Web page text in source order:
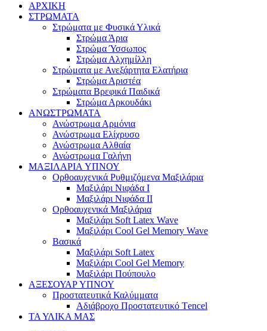
ΑΡΧΙΚΗ
ΣΤΡΩΜΑΤΑ
Στρώματα με Φυσικά Υλικά
Στρώμα Άρια
Στρώμα Ύσσωπος
Στρώμα Αλχημίλλη
Στρώματα με Ανεξάρτητα Ελατήρια
Στρώμα Αριστέα
Στρώματα Βρεφικά Παιδικά
Στρώμα Αρκουδάκι
ΑΝΩΣΤΡΩΜΑΤΑ
Ανώστρωμα Αρμόνια
Ανώστρωμα Ελίχρυσο
Ανώστρωμα Αλθαία
Ανώστρωμα Γαλήνη
ΜΑΞΙΛΑΡΙΑ YΠΝΟΥ
Ορθοαυχενικά Ρυθμιζόμενα Μαξιλάρια
Mαξιλάρι Νιφάδα Ι
Mαξιλάρι Νιφάδα ΙΙ
Ορθοαυχενικά Μαξιλάρια
Mαξιλάρι Soft Latex Wave
Mαξιλάρι Cool Gel Memory Wave
Βασικά
Mαξιλάρι Soft Latex
Mαξιλάρι Cool Gel Memory
Mαξιλάρι Πούπουλο
ΑΞΕΣΟΥΑΡ ΥΠΝΟΥ
Προστατευτικά Καλύμματα
Αδιάβροχο Προστατευτικό Τencel
ΤΑ ΥΛΙΚΑ ΜΑΣ